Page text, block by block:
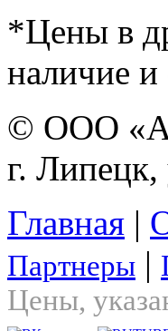
*Цены в
наличие и
© ООО
г. Липецк,
Главная |
Партнеры |
Цены,